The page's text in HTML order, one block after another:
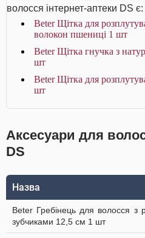
волосся інтернет-аптеки DS є:
Beter Щітка для
волокон пшениці 1 шт
Beter Щітка гнучка з
шт
Beter Щітка для
шт
Аксесуари для
DS
Назва
Beter Гребінець для волосся з
зубчиками 12,5 см 1 шт